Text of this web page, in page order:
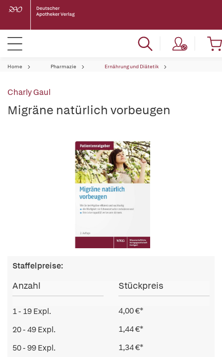
Home Pharmazie Ernährung und Diätetik
Charly Gaul
Migräne natürlich vorbeugen
Staffelpreise:
Anzahl Stückpreis
1 - 19 Expl.
4,00 €*
20 - 49 Expl.
1,44 €*
50 - 99 Expl.
1,34 €*